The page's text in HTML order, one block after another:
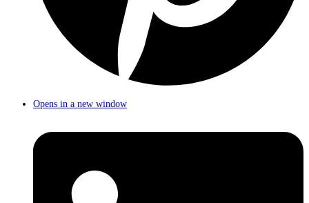
Opens in a new window